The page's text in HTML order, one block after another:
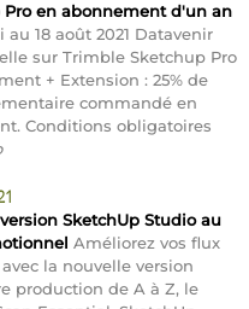
Pro en abonnement d'un an
au 18 août 2021 Datavenir
sur Trimble Sketchup Pro
+ Extension : 25% de
commandé en
Conditions obligatoires
SketchUp Studio au
Améliorez vos flux
la nouvelle version
production de A à Z, le